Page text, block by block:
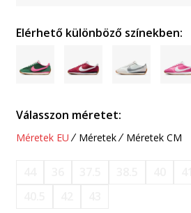
Elérhető különböző színekben:
Válasszon méretet:
Méretek EU Méretek Méretek CM